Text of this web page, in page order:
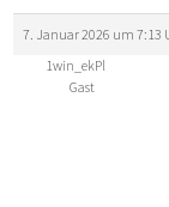
7. Januar 2026 um 7:13
1win_ekPl
Gast